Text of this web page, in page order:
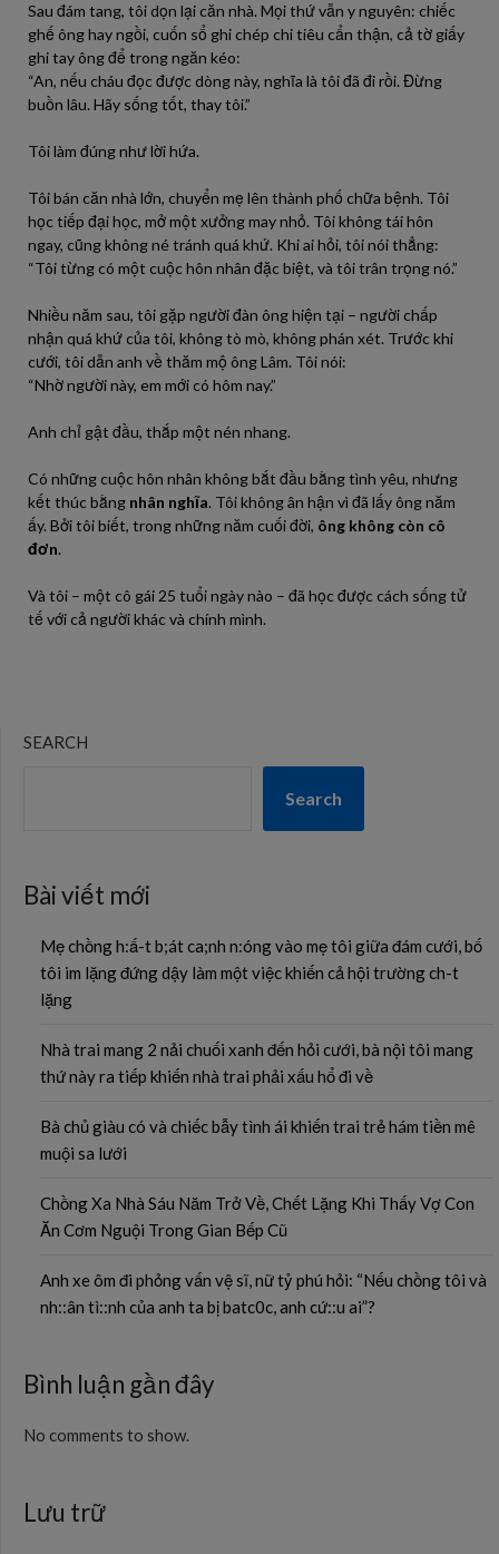
Sau đám tang, tôi dọn lại căn nhà. Mọi thứ vẫn y nguyên: chiếc
ghế ông hay ngồi, cuốn sổ ghi chép chi tiêu cẩn thận, cả tờ giấy
ghi tay ông để trong ngăn kéo:
“An, nếu cháu đọc được dòng này, nghĩa là tôi đã đi rồi. Đừng
buồn lâu. Hãy sống tốt, thay tôi.”
Tôi làm đúng như lời hứa.
Tôi bán căn nhà lớn, chuyển mẹ lên thành phố chữa bệnh. Tôi
học tiếp đại học, mở một xưởng may nhỏ. Tôi không tái hôn
ngay, cũng không né tránh quá khứ. Khi ai hỏi, tôi nói thẳng:
“Tôi từng có một cuộc hôn nhân đặc biệt, và tôi trân trọng nó.”
Nhiều năm sau, tôi gặp người đàn ông hiện tại – người chấp
nhận quá khứ của tôi, không tò mò, không phán xét. Trước khi
cưới, tôi dẫn anh về thăm mộ ông Lâm. Tôi nói:
“Nhờ người này, em mới có hôm nay.”
Anh chỉ gật đầu, thắp một nén nhang.
Có những cuộc hôn nhân không bắt đầu bằng tình yêu, nhưng
kết thúc bằng nhân nghĩa. Tôi không ân hận vì đã lấy ông năm
ấy. Bởi tôi biết, trong những năm cuối đời, ông không còn cô
đơn.
Và tôi – một cô gái 25 tuổi ngày nào – đã học được cách sống tử
tế với cả người khác và chính mình.
SEARCH
Search
Bài viết mới
Mẹ chồng h:ấ-t b;át ca;nh n:óng vào mẹ tôi giữa đám cưới, bố
tôi im lặng đứng dậy làm một việc khiến cả hội trường ch-t
lặng
Nhà trai mang 2 nải chuối xanh đến hỏi cưới, bà nội tôi mang
thứ này ra tiếp khiến nhà trai phải xấu hổ đi về
Bà chủ giàu có và chiếc bẫy tình ái khiến trai trẻ hám tiền mê
muội sa lưới
Chồng Xa Nhà Sáu Năm Trở Về, Chết Lặng Khi Thấy Vợ Con
Ăn Cơm Nguội Trong Gian Bếp Cũ
Anh xe ôm đi phỏng vấn vệ sĩ, nữ tỷ phú hỏi: “Nếu chồng tôi và
nh::ân tì::nh của anh ta bị batc0c, anh cứ::u ai”?
Bình luận gần đây
No comments to show.
Lưu trữ